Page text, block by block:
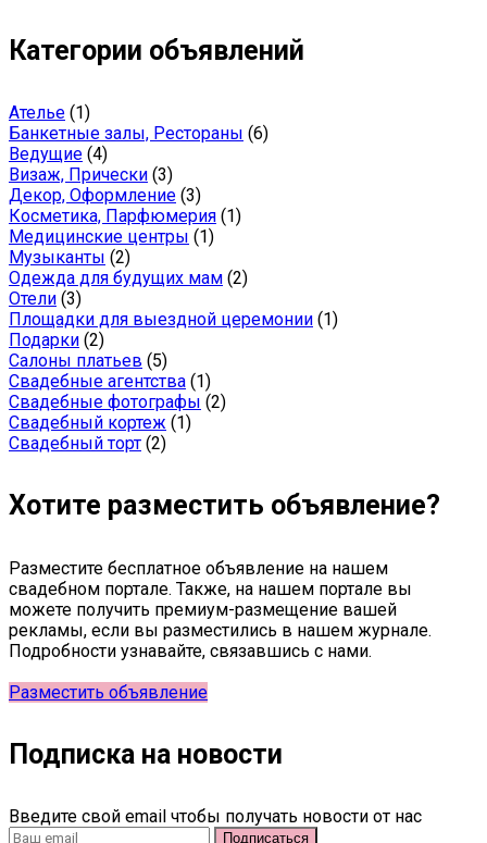
Категории объявлений
Ателье (1)
Банкетные залы, Рестораны (6)
Ведущие (4)
Визаж, Прически (3)
Декор, Оформление (3)
Косметика, Парфюмерия (1)
Медицинские центры (1)
Музыканты (2)
Одежда для будущих мам (2)
Отели (3)
Площадки для выездной церемонии (1)
Подарки (2)
Салоны платьев (5)
Свадебные агентства (1)
Свадебные фотографы (2)
Свадебный кортеж (1)
Свадебный торт (2)
Хотите разместить объявление?
Разместите бесплатное объявление на нашем
свадебном портале. Также, на нашем портале вы
можете получить премиум-размещение вашей
рекламы, если вы разместились в нашем журнале.
Подробности узнавайте, связавшись с нами.
Разместить объявление
Подписка на новости
Введите свой email чтобы получать новости от нас